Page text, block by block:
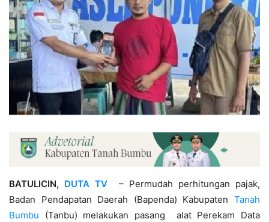
BATULICIN, DUTA TV – Permudah perhitungan pajak,
Badan Pendapatan Daerah (Bapenda) Kabupaten Tanah
Bumbu (Tanbu) melakukan pasang alat Perekam Data